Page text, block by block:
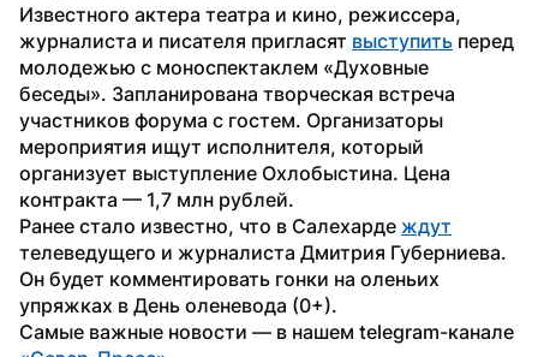
Известного актера театра и кино, режиссера,
журналиста и писателя пригласят выступить перед
молодежью с моноспектаклем «Духовные
беседы». Запланирована творческая встреча
участников форума с гостем. Организаторы
мероприятия ищут исполнителя, который
организует выступление Охлобыстина. Цена
контракта — 1,7 млн рублей.
Ранее стало известно, что в Салехарде ждут
телеведущего и журналиста Дмитрия Губерниева.
Он будет комментировать гонки на оленьих
упряжках в День оленевода (0+).